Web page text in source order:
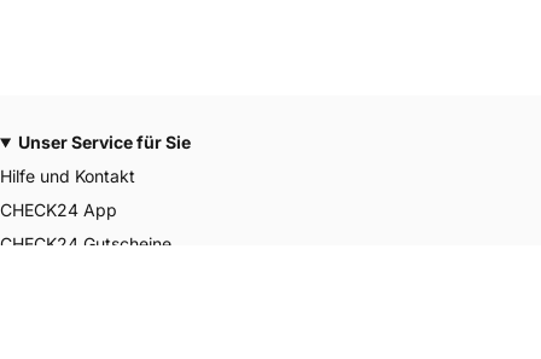
Unser Service für Sie
Hilfe und Kontakt
CHECK24 App
CHECK24 Gutscheine